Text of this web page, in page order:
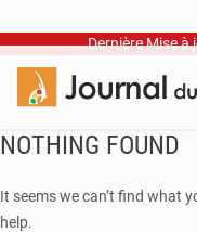
Dernière Mise à
NOTHING FOUND
It seems we can’t find what
help.